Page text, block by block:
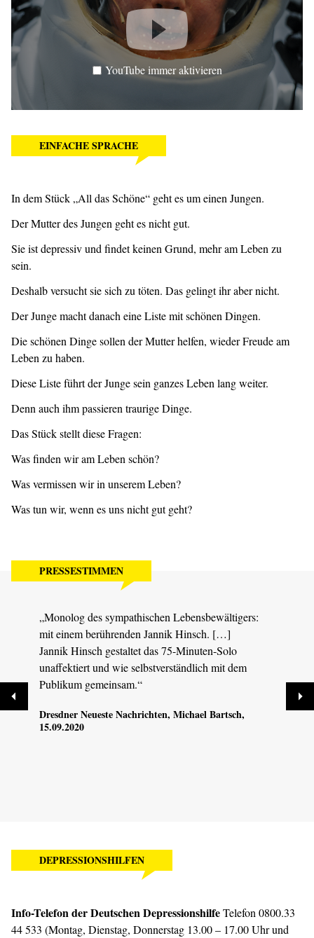
YouTube immer aktivieren
EINFACHE SPRACHE
In dem Stück „All das Schöne“ geht es um einen Jungen.
Der Mutter des Jungen geht es nicht gut.
Sie ist depressiv und findet keinen Grund, mehr am Leben zu
sein.
Deshalb versucht sie sich zu töten. Das gelingt ihr aber nicht.
Der Junge macht danach eine Liste mit schönen Dingen.
Die schönen Dinge sollen der Mutter helfen, wieder Freude am
Leben zu haben.
Diese Liste führt der Junge sein ganzes Leben lang weiter.
Denn auch ihm passieren traurige Dinge.
Das Stück stellt diese Fragen:
Was finden wir am Leben schön?
Was vermissen wir in unserem Leben?
Was tun wir, wenn es uns nicht gut geht?
PRESSESTIMMEN
„Monolog des sympathischen Lebensbewältigers:
mit einem berührenden Jannik Hinsch. […]
Jannik Hinsch gestaltet das 75-Minuten-Solo
unaffektiert und wie selbstverständlich mit dem
Publikum gemeinsam.“
Dresdner Neueste Nachrichten, Michael Bartsch,
15.09.2020
DEPRESSIONSHILFEN
Info-Telefon der Deutschen DepressionshilfeTelefon 0800.33
44 533 (Montag, Dienstag, Donnerstag 13.00 – 17.00 Uhr und